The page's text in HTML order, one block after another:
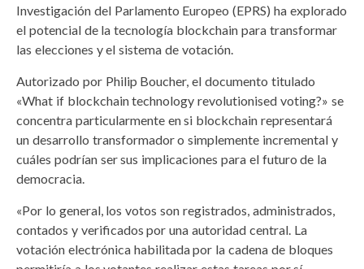
Investigación del Parlamento Europeo (EPRS) ha explorado
el potencial de la tecnología blockchain para transformar
las elecciones y el sistema de votación.
Autorizado por Philip Boucher, el documento titulado
«What if blockchain technology revolutionised voting?» se
concentra particularmente en si blockchain representará
un desarrollo transformador o simplemente incremental y
cuáles podrían ser sus implicaciones para el futuro de la
democracia.
«Por lo general, los votos son registrados, administrados,
contados y verificados por una autoridad central. La
votación electrónica habilitada por la cadena de bloques